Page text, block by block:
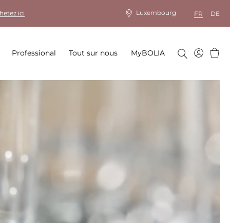
ici Luxembourg FR DE
Professional Tout sur nous MyBOLIA